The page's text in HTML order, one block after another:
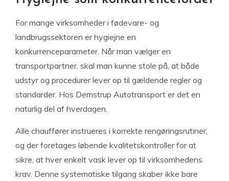
For mange virksomheder i fødevare- og
landbrugssektoren er hygiejne en
konkurrenceparameter. Når man vælger en
transportpartner, skal man kunne stole på, at både
udstyr og procedurer lever op til gældende regler og
standarder. Hos Demstrup Autotransport er det en
naturlig del af hverdagen.
Alle chauffører instrueres i korrekte rengøringsrutiner,
og der foretages løbende kvalitetskontroller for at
sikre, at hver enkelt vask lever op til virksomhedens
krav. Denne systematiske tilgang skaber ikke bare